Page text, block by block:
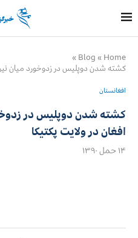
Home
»
Blog
»
كشته شدن دوپليس در زدوخورد ميان
افغانستان
كشته شدن دوپليس در
افغان در ولايت پكتيكا
۱۴ حمل ۱۳۹۰